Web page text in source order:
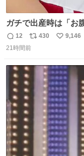
ガチで出産時は「お
サンシャイン池崎」
イレは「とにかく明
返
信
12
リ
ポ
ト
数
430
い
数
9,146
21時間前